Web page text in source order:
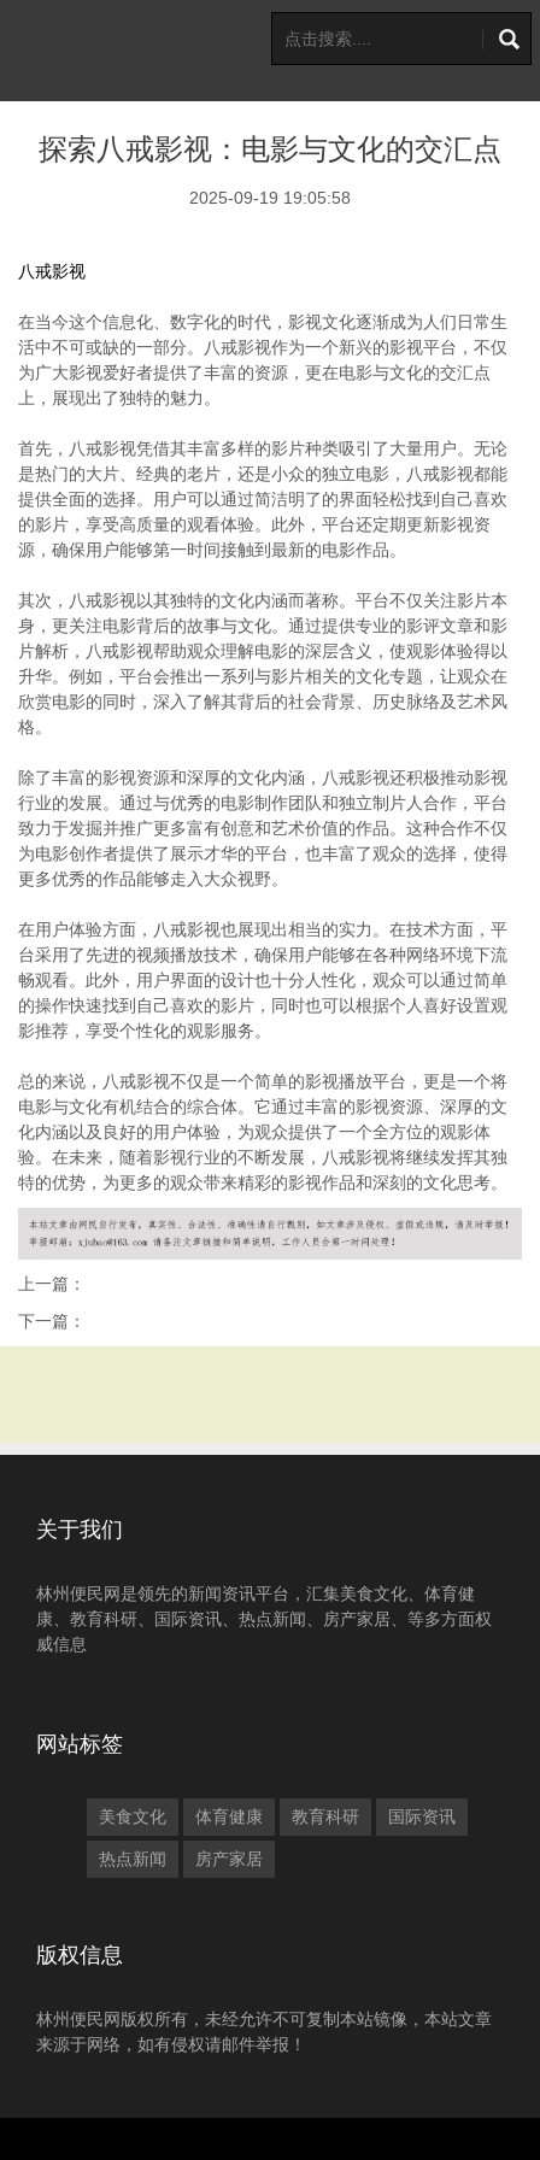
探索八戒影视：电影与文化的交汇点
2025-09-19 19:05:58
八戒影视
在当今这个信息化、数字化的时代，影视文化逐渐成为人们日常生
活中不可或缺的一部分。八戒影视作为一个新兴的影视平台，不仅
为广大影视爱好者提供了丰富的资源，更在电影与文化的交汇点
上，展现出了独特的魅力。
首先，八戒影视凭借其丰富多样的影片种类吸引了大量用户。无论
是热门的大片、经典的老片，还是小众的独立电影，八戒影视都能
提供全面的选择。用户可以通过简洁明了的界面轻松找到自己喜欢
的影片，享受高质量的观看体验。此外，平台还定期更新影视资
源，确保用户能够第一时间接触到最新的电影作品。
其次，八戒影视以其独特的文化内涵而著称。平台不仅关注影片本
身，更关注电影背后的故事与文化。通过提供专业的影评文章和影
片解析，八戒影视帮助观众理解电影的深层含义，使观影体验得以
升华。例如，平台会推出一系列与影片相关的文化专题，让观众在
欣赏电影的同时，深入了解其背后的社会背景、历史脉络及艺术风
格。
除了丰富的影视资源和深厚的文化内涵，八戒影视还积极推动影视
行业的发展。通过与优秀的电影制作团队和独立制片人合作，平台
致力于发掘并推广更多富有创意和艺术价值的作品。这种合作不仅
为电影创作者提供了展示才华的平台，也丰富了观众的选择，使得
更多优秀的作品能够走入大众视野。
在用户体验方面，八戒影视也展现出相当的实力。在技术方面，平
台采用了先进的视频播放技术，确保用户能够在各种网络环境下流
畅观看。此外，用户界面的设计也十分人性化，观众可以通过简单
的操作快速找到自己喜欢的影片，同时也可以根据个人喜好设置观
影推荐，享受个性化的观影服务。
总的来说，八戒影视不仅是一个简单的影视播放平台，更是一个将
电影与文化有机结合的综合体。它通过丰富的影视资源、深厚的文
化内涵以及良好的用户体验，为观众提供了一个全方位的观影体
验。在未来，随着影视行业的不断发展，八戒影视将继续发挥其独
特的优势，为更多的观众带来精彩的影视作品和深刻的文化思考。
上一篇：
下一篇：
关于我们
林州便民网是领先的新闻资讯平台，汇集美食文化、体育健
康、教育科研、国际资讯、热点新闻、房产家居、等多方面权
威信息
网站标签
美食文化 体育健康 教育科研 国际资讯
热点新闻 房产家居
版权信息
林州便民网版权所有，未经允许不可复制本站镜像，本站文章
来源于网络，如有侵权请邮件举报！